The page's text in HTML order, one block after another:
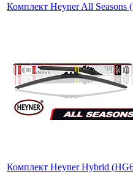
Комплект Heyner All Seasons
Комплект Heyner Hybrid